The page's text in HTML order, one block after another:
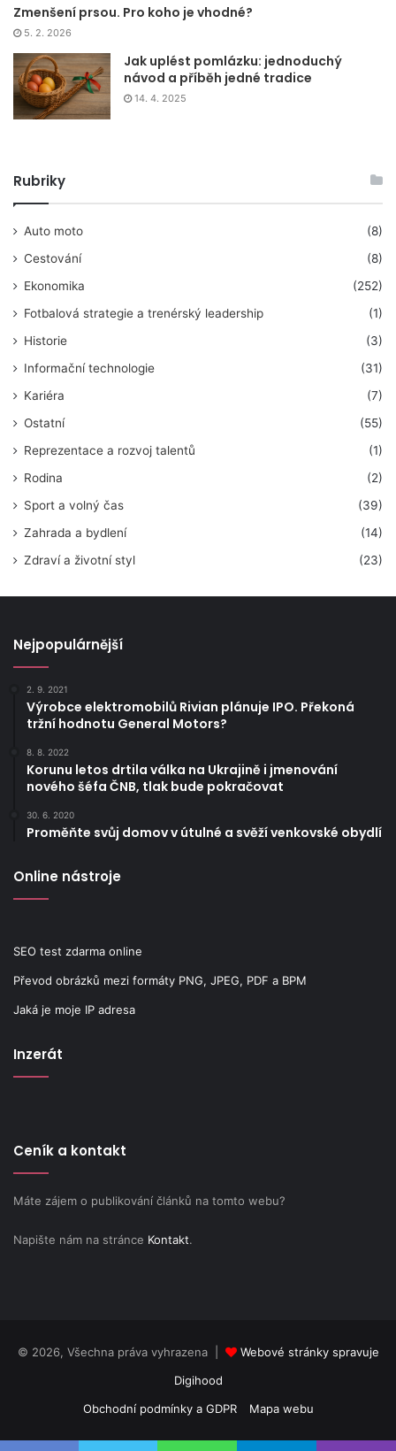
Zmenšení prsou. Pro koho je vhodné?
5. 2. 2026
Jak uplést pomlázku: jednoduchý
návod a příběh jedné tradice
14. 4. 2025
Rubriky
Auto moto
(8)
Cestování
(8)
Ekonomika
(252)
Fotbalová strategie a trenérský leadership
(1)
Historie
(3)
Informační technologie
(31)
Kariéra
(7)
Ostatní
(55)
Reprezentace a rozvoj talentů
(1)
Rodina
(2)
Sport a volný čas
(39)
Zahrada a bydlení
(14)
Zdraví a životní styl
(23)
Nejpopulárnější
2. 9. 2021
Výrobce elektromobilů Rivian plánuje IPO. Překoná
tržní hodnotu General Motors?
8. 8. 2022
Korunu letos drtila válka na Ukrajině i jmenování
nového šéfa ČNB, tlak bude pokračovat
30. 6. 2020
Proměňte svůj domov v útulné a svěží venkovské obydlí
Online nástroje
SEO test zdarma online
Převod obrázků mezi formáty PNG, JPEG, PDF a BPM
Jaká je moje IP adresa
Inzerát
Ceník a kontakt
Máte zájem o publikování článků na tomto webu?
Napište nám na stránce Kontakt.
© 2026, Všechna práva vyhrazena |
Webové stránky spravuje
Digihood
Obchodní podmínky a GDPR
Mapa webu